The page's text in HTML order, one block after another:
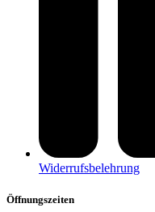
Widerrufsbelehrung
Öffnungszeiten